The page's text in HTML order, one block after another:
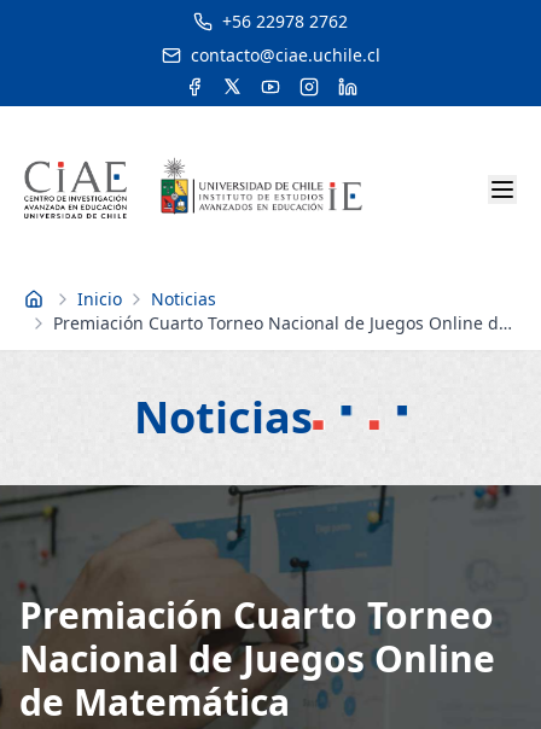
+56 22978 2762
contacto@ciae.uchile.cl
Inicio Inicio
Noticias
Premiación Cuarto Torneo Nacional de Juegos Online de
Matemática
Noticias
Premiación Cuarto Torneo
Nacional de Juegos Online
de Matemática